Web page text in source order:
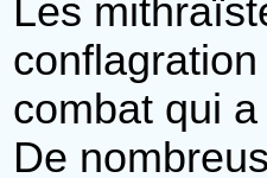
Les
combat qui
De